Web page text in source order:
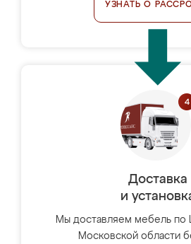
УЗНАТЬ О
Доставка
и
Мы доставляем мебель по
Московской области